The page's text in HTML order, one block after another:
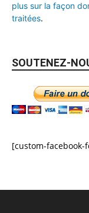
plus sur la façon
traitées.
SOUTENEZ-
[custom-facebook-